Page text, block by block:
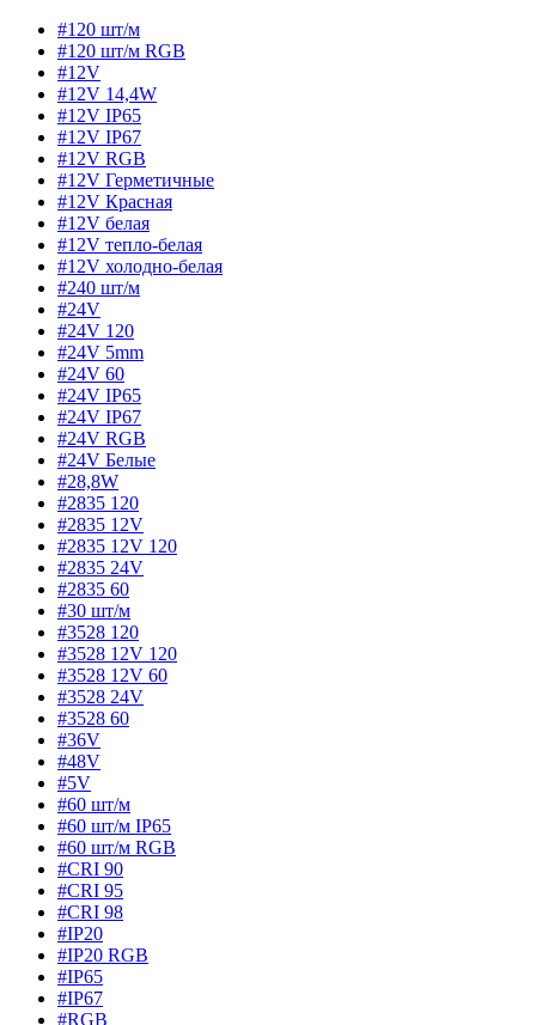
#120 шт/м
#120 шт/м RGB
#12V
#12V 14,4W
#12V IP65
#12V IP67
#12V RGB
#12V Герметичные
#12V Красная
#12V белая
#12V тепло-белая
#12V холодно-белая
#240 шт/м
#24V
#24V 120
#24V 5mm
#24V 60
#24V IP65
#24V IP67
#24V RGB
#24V Белые
#28,8W
#2835 120
#2835 12V
#2835 12V 120
#2835 24V
#2835 60
#30 шт/м
#3528 120
#3528 12V 120
#3528 12V 60
#3528 24V
#3528 60
#36V
#48V
#5V
#60 шт/м
#60 шт/м IP65
#60 шт/м RGB
#CRI 90
#CRI 95
#CRI 98
#IP20
#IP20 RGB
#IP65
#IP67
#RGB